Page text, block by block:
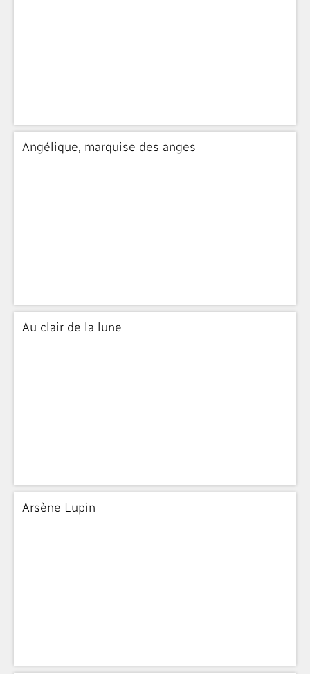
Angélique, marquise des anges
Au clair de la lune
Arsène Lupin